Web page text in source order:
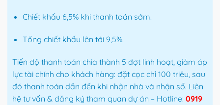
Chiết khấu 6,5% khi thanh toán sớm.
Tổng chiết khấu lên tới 9,5%.
Tiến độ thanh toán chia thành 5 đợt linh hoạt, giảm áp
lực tài chính cho khách hàng: đặt cọc chỉ 100 triệu, sau
đó thanh toán dần đến khi nhận nhà và nhận sổ. Liên
hệ tư vấn & đăng ký tham quan dự án – Hotline: 0919